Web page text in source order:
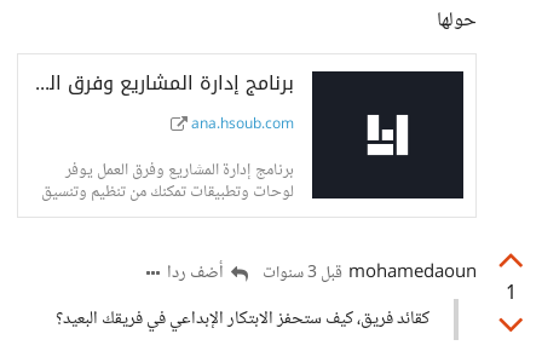
حولها
برنامج إدارة المشاريع وفرق العمل | أنا
ana.hsoub.com
برنامج إدارة المشاريع وفرق العمل يوفر
لوحات وتطبيقات تمكنك من تنظيم وتنسيق
العمل بطريقتك الخاصة.
1
mohamedaoun قبل 3 سنوات
أضف ردا
كقائد فريق، كيف ستحفز الابتكار الإبداعي في فريقك البعيد؟